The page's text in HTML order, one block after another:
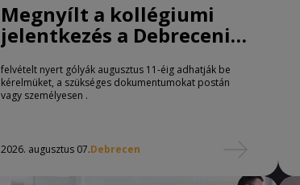
Megnyílt a kollégiumi
jelentkezés a Debreceni
Egyetemen
felvételt nyert gólyák augusztus 11-éig adhatják be
kérelmüket, a szükséges dokumentumokat postán
vagy személyesen .
2026. augusztus 07.Debrecen